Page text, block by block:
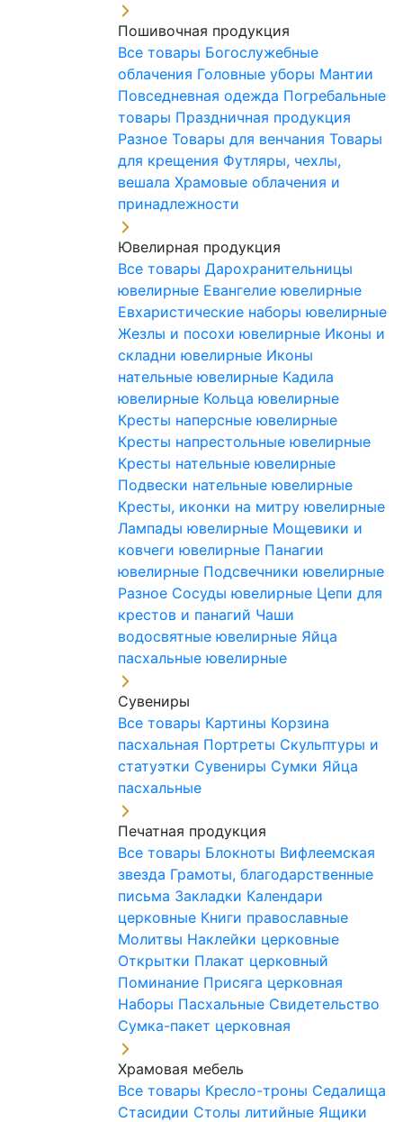
Пошивочная продукция
Все товары Богослужебные
облачения Головные уборы Мантии
Повседневная одежда Погребальные
товары Праздничная продукция
Разное Товары для венчания Товары
для крещения Футляры, чехлы,
вешала Храмовые облачения и
принадлежности
Ювелирная продукция
Все товары Дарохранительницы
ювелирные Евангелие ювелирные
Евхаристические наборы ювелирные
Жезлы и посохи ювелирные Иконы и
складни ювелирные Иконы
нательные ювелирные Кадила
ювелирные Кольца ювелирные
Кресты наперсные ювелирные
Кресты напрестольные ювелирные
Кресты нательные ювелирные
Подвески нательные ювелирные
Кресты, иконки на митру ювелирные
Лампады ювелирные Мощевики и
ковчеги ювелирные Панагии
ювелирные Подсвечники ювелирные
Разное Сосуды ювелирные Цепи для
крестов и панагий Чаши
водосвятные ювелирные Яйца
пасхальные ювелирные
Сувениры
Все товары Картины Корзина
пасхальная Портреты Скульптуры и
статуэтки Сувениры Сумки Яйца
пасхальные
Печатная продукция
Все товары Блокноты Вифлеемская
звезда Грамоты, благодарственные
письма Закладки Календари
церковные Книги православные
Молитвы Наклейки церковные
Открытки Плакат церковный
Поминание Присяга церковная
Наборы Пасхальные Свидетельство
Сумка-пакет церковная
Храмовая мебель
Все товары Кресло-троны Седалища
Стасидии Столы литийные Ящики